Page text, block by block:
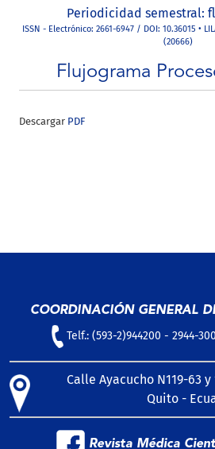
Periodicidad semestral:
ISSN - Electrónico: 2661-6947 / DOI: 10.36015 •
(20666)
Flujograma
Descargar PDF
COORDINACIÓN GENERAL
Telf.: (593-2)944200 - 2944-
Calle Ayacucho N119-63
Quito -
Revista Médica